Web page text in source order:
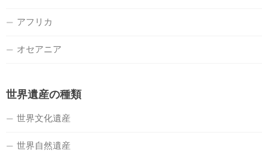
アフリカ
オセアニア
世界遺産の種類
世界文化遺産
世界自然遺産